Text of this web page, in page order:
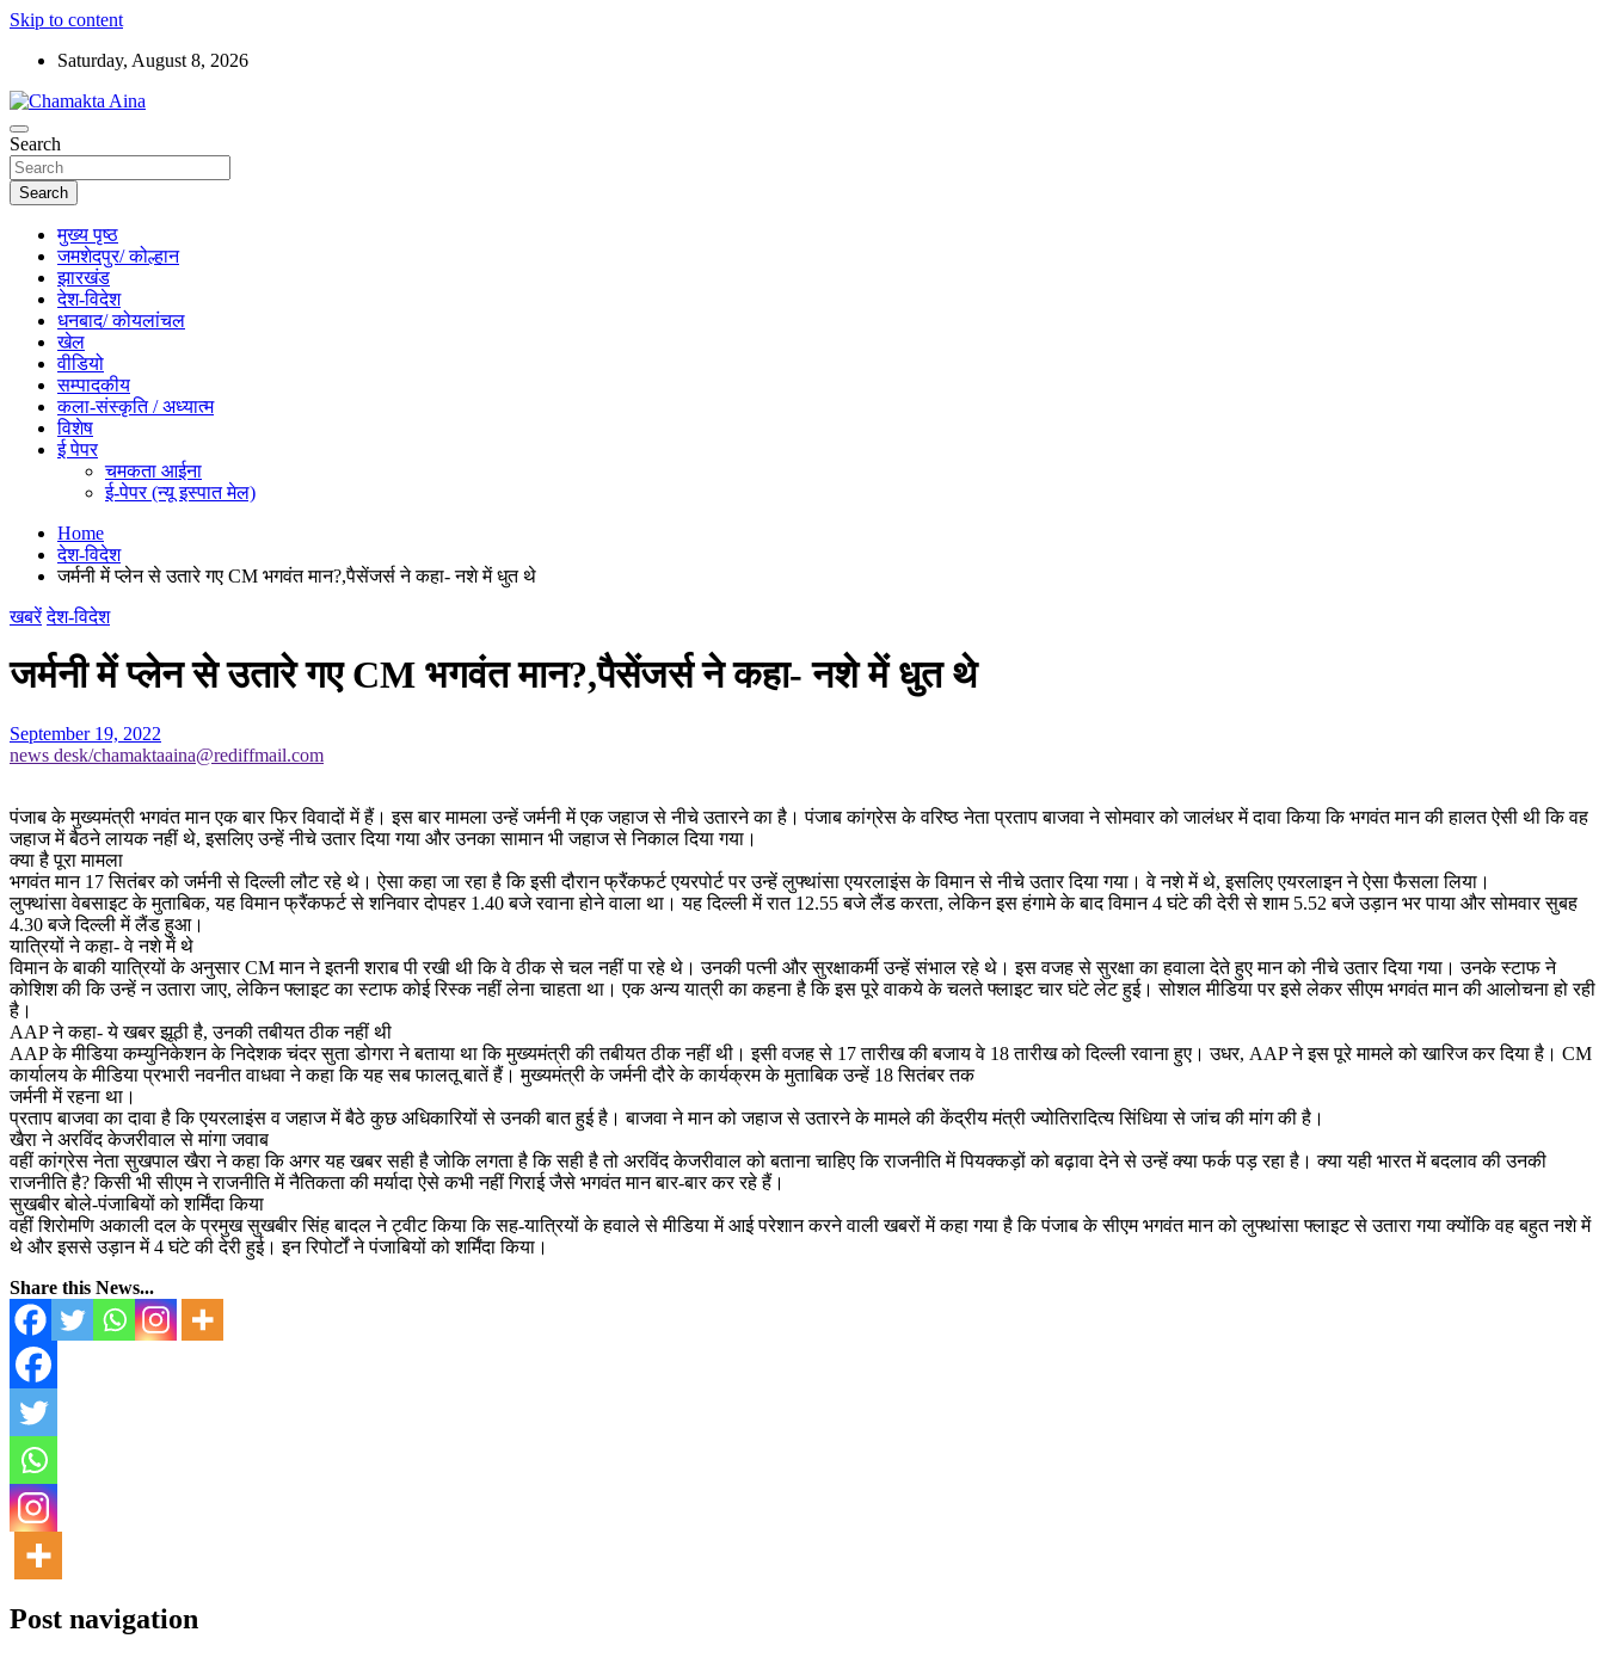
Skip to content
Saturday, August 8, 2026
Chamakta Aina
Hindi News Paper – Jharkhand
Search
Search
मुख्य पृष्ठ
जमशेदपुर/ कोल्हान
झारखंड
देश-विदेश
धनबाद/ कोयलांचल
खेल
वीडियो
सम्पादकीय
कला-संस्कृति / अध्यात्म
विशेष
ई पेपर
चमकता आईना
ई-पेपर (न्यू इस्पात मेल)
Home
देश-विदेश
जर्मनी में प्लेन से उतारे गए CM भगवंत मान?,पैसेंजर्स ने कहा- नशे में धुत थे
खबरें देश-विदेश
जर्मनी में प्लेन से उतारे गए CM भगवंत मान?,पैसेंजर्स ने कहा- नशे में धुत थे
September 19, 2022
news desk/chamaktaaina@rediffmail.com
पंजाब के मुख्यमंत्री भगवंत मान एक बार फिर विवादों में हैं। इस बार मामला उन्हें जर्मनी में एक जहाज से नीचे उतारने का है। पंजाब कांग्रेस के वरिष्ठ नेता प्रताप बाजवा ने सोमवार को जालंधर में दावा किया कि भगवंत मान की हालत ऐसी थी कि वह
जहाज में बैठने लायक नहीं थे, इसलिए उन्हें नीचे उतार दिया गया और उनका सामान भी जहाज से निकाल दिया गया।
क्या है पूरा मामला
भगवंत मान 17 सितंबर को जर्मनी से दिल्ली लौट रहे थे। ऐसा कहा जा रहा है कि इसी दौरान फ्रैंकफर्ट एयरपोर्ट पर उन्हें लुफ्थांसा एयरलाइंस के विमान से नीचे उतार दिया गया। वे नशे में थे, इसलिए एयरलाइन ने ऐसा फैसला लिया।
लुफ्थांसा वेबसाइट के मुताबिक, यह विमान फ्रैंकफर्ट से शनिवार दोपहर 1.40 बजे रवाना होने वाला था। यह दिल्ली में रात 12.55 बजे लैंड करता, लेकिन इस हंगामे के बाद विमान 4 घंटे की देरी से शाम 5.52 बजे उड़ान भर पाया और सोमवार सुबह
4.30 बजे दिल्ली में लैंड हुआ।
यात्रियों ने कहा- वे नशे में थे
विमान के बाकी यात्रियों के अनुसार CM मान ने इतनी शराब पी रखी थी कि वे ठीक से चल नहीं पा रहे थे। उनकी पत्नी और सुरक्षाकर्मी उन्हें संभाल रहे थे। इस वजह से सुरक्षा का हवाला देते हुए मान को नीचे उतार दिया गया। उनके स्टाफ ने
कोशिश की कि उन्हें न उतारा जाए, लेकिन फ्लाइट का स्टाफ कोई रिस्क नहीं लेना चाहता था। एक अन्य यात्री का कहना है कि इस पूरे वाकये के चलते फ्लाइट चार घंटे लेट हुई। सोशल मीडिया पर इसे लेकर सीएम भगवंत मान की आलोचना हो रही
है।
AAP ने कहा- ये खबर झूठी है, उनकी तबीयत ठीक नहीं थी
AAP के मीडिया कम्युनिकेशन के निदेशक चंदर सुता डोगरा ने बताया था कि मुख्यमंत्री की तबीयत ठीक नहीं थी। इसी वजह से 17 तारीख की बजाय वे 18 तारीख को दिल्ली रवाना हुए। उधर, AAP ने इस पूरे मामले को खारिज कर दिया है। CM
कार्यालय के मीडिया प्रभारी नवनीत वाधवा ने कहा कि यह सब फालतू बातें हैं। मुख्यमंत्री के जर्मनी दौरे के कार्यक्रम के मुताबिक उन्हें 18 सितंबर तक
जर्मनी में रहना था।
प्रताप बाजवा का दावा है कि एयरलाइंस व जहाज में बैठे कुछ अधिकारियों से उनकी बात हुई है। बाजवा ने मान को जहाज से उतारने के मामले की केंद्रीय मंत्री ज्योतिरादित्य सिंधिया से जांच की मांग की है।
खैरा ने अरविंद केजरीवाल से मांगा जवाब
वहीं कांग्रेस नेता सुखपाल खैरा ने कहा कि अगर यह खबर सही है जोकि लगता है कि सही है तो अरविंद केजरीवाल को बताना चाहिए कि राजनीति में पियक्कड़ों को बढ़ावा देने से उन्हें क्या फर्क पड़ रहा है। क्या यही भारत में बदलाव की उनकी
राजनीति है? किसी भी सीएम ने राजनीति में नैतिकता की मर्यादा ऐसे कभी नहीं गिराई जैसे भगवंत मान बार-बार कर रहे हैं।
सुखबीर बोले-पंजाबियों को शर्मिंदा किया
वहीं शिरोमणि अकाली दल के प्रमुख सुखबीर सिंह बादल ने ट्वीट किया कि सह-यात्रियों के हवाले से मीडिया में आई परेशान करने वाली खबरों में कहा गया है कि पंजाब के सीएम भगवंत मान को लुफ्थांसा फ्लाइट से उतारा गया क्योंकि वह बहुत नशे में
थे और इससे उड़ान में 4 घंटे की देरी हुई। इन रिपोर्टों ने पंजाबियों को शर्मिंदा किया।
Share this News...
Post navigation